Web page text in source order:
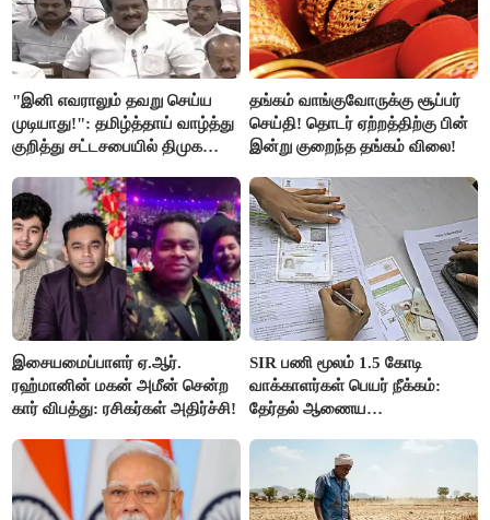
"இனி எவராலும் தவறு செய்ய
முடியாது!": தமிழ்த்தாய் வாழ்த்து
குறித்து சட்டசபையில் திமுக
தங்கம் வாங்குவோருக்கு சூப்பர்
செய்தி! தொடர் ஏற்றத்திற்கு பின்
இன்று குறைந்த தங்கம் விலை!
இசையமைப்பாளர் ஏ.ஆர்.
ரஹ்மானின் மகன் அமீன் சென்ற
கார் விபத்து: ரசிகர்கள் அதிர்ச்சி!
SIR பணி மூலம் 1.5 கோடி
வாக்காளர்கள் பெயர் நீக்கம்:
தேர்தல் ஆணைய